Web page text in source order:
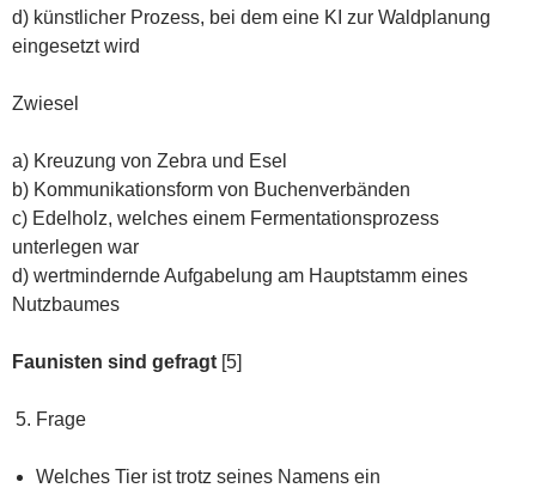
d) künstlicher Prozess, bei dem eine KI zur Waldplanung
eingesetzt wird
Zwiesel
a) Kreuzung von Zebra und Esel
b) Kommunikationsform von Buchenverbänden
c) Edelholz, welches einem Fermentationsprozess
unterlegen war
d) wertmindernde Aufgabelung am Hauptstamm eines
Nutzbaumes
Faunisten sind gefragt [5]
Frage
Welches Tier ist trotz seines Namens ein